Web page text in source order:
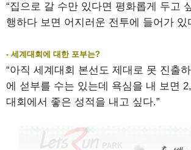
“집으로 갈 수만 있다면 평화롭게 두고
행하다 보면 어지러운 전투에 들어가 있
- 세계대회에 대한 포부는?
“아직 세계대회 본선도 제대로 못 진출
에 섣부를 수는 있는데 욕심을 내 보면
대회에서 좋은 성적을 내고 싶다.”